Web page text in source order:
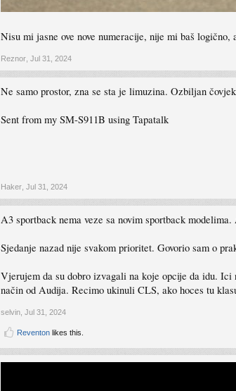
Nisu mi jasne ove nove numeracije, nije mi baš logično,
Reznor Jul 31, 2024
Ne samo prostor, zna se sta je limuzina. Ozbiljan
Sent from my SM-S911B using Tapatalk
Haker Jul 31, 2024
A3 sportback nema veze sa novim sportback
Sjedanje nazad nije svakom prioritet. Govorio sam o
Vjerujem da su dobro izvagali na koje opcije da idu.
način od Audija. Recimo ukinuli CLS, ako hoces tu
selvin Jul 31, 2024
Reventon likes this.